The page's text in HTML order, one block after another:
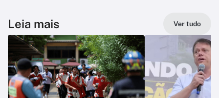
Leia mais Ver tudo